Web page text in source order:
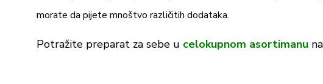
morate da pijete mnoštvo različitih dodataka.
Potražite preparat za sebe u celokupnom asortimanu